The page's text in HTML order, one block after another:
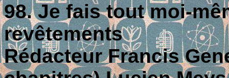
98. Je fais tout moi-
revêtements
Rédacteur Francis